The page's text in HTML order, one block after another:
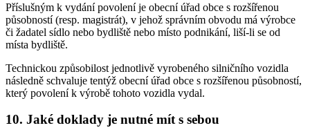
Příslušným k vydání povolení je obecní úřad obce s rozšířenou
působností (resp. magistrát), v jehož správním obvodu má výrobce
či žadatel sídlo nebo bydliště nebo místo podnikání, liší-li se od
místa bydliště.
Technickou způsobilost jednotlivě vyrobeného silničního vozidla
následně schvaluje tentýž obecní úřad obce s rozšířenou působností,
který povolení k výrobě tohoto vozidla vydal.
10. Jaké doklady je nutné mít s sebou